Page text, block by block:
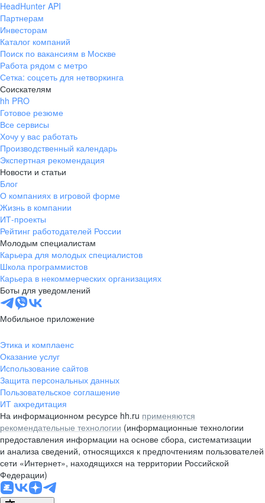
HeadHunter API
Партнерам
Инвесторам
Каталог компаний
Поиск по вакансиям в Москве
Работа рядом с метро
Сетка: соцсеть для нетворкинга
Соискателям
hh PRO
Готовое резюме
Все сервисы
Хочу у вас работать
Производственный календарь
Экспертная рекомендация
Новости и статьи
Блог
О компаниях в игровой форме
Жизнь в компании
ИТ-проекты
Рейтинг работодателей России
Молодым специалистам
Карьера для молодых специалистов
Школа программистов
Карьера в некоммерческих организациях
Боты для уведомлений
Мобильное приложение
Этика и комплаенс
Оказание услуг
Использование сайтов
Защита персональных данных
Пользовательское соглашение
ИТ аккредитация
На информационном ресурсе hh.ru применяются
рекомендательные технологии (информационные технологии
предоставления информации на основе сбора, систематизации
и анализа сведений, относящихся к предпочтениям пользователей
сети «Интернет», находящихся на территории Российской
Федерации)